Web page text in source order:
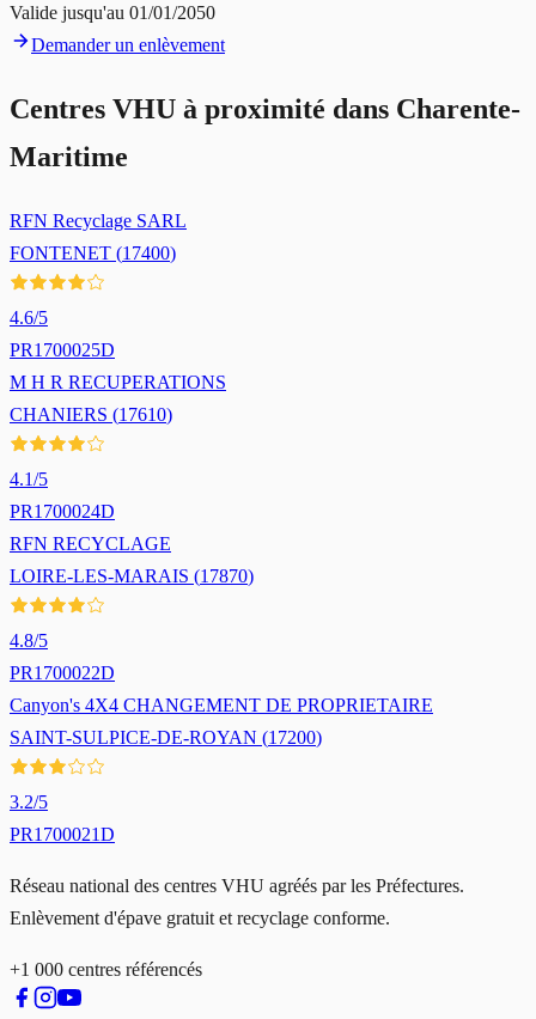
Valide jusqu'au 01/01/2050
Demander un enlèvement
Centres VHU à proximité dans Charente-
Maritime
RFN Recyclage SARL
FONTENET (17400)
4.6/5
PR1700025D
M H R RECUPERATIONS
CHANIERS (17610)
4.1/5
PR1700024D
RFN RECYCLAGE
LOIRE-LES-MARAIS (17870)
4.8/5
PR1700022D
Canyon's 4X4 CHANGEMENT DE PROPRIETAIRE
SAINT-SULPICE-DE-ROYAN (17200)
3.2/5
PR1700021D
Réseau national des centres VHU agréés par les Préfectures.
Enlèvement d'épave gratuit et recyclage conforme.
+1 000 centres référencés